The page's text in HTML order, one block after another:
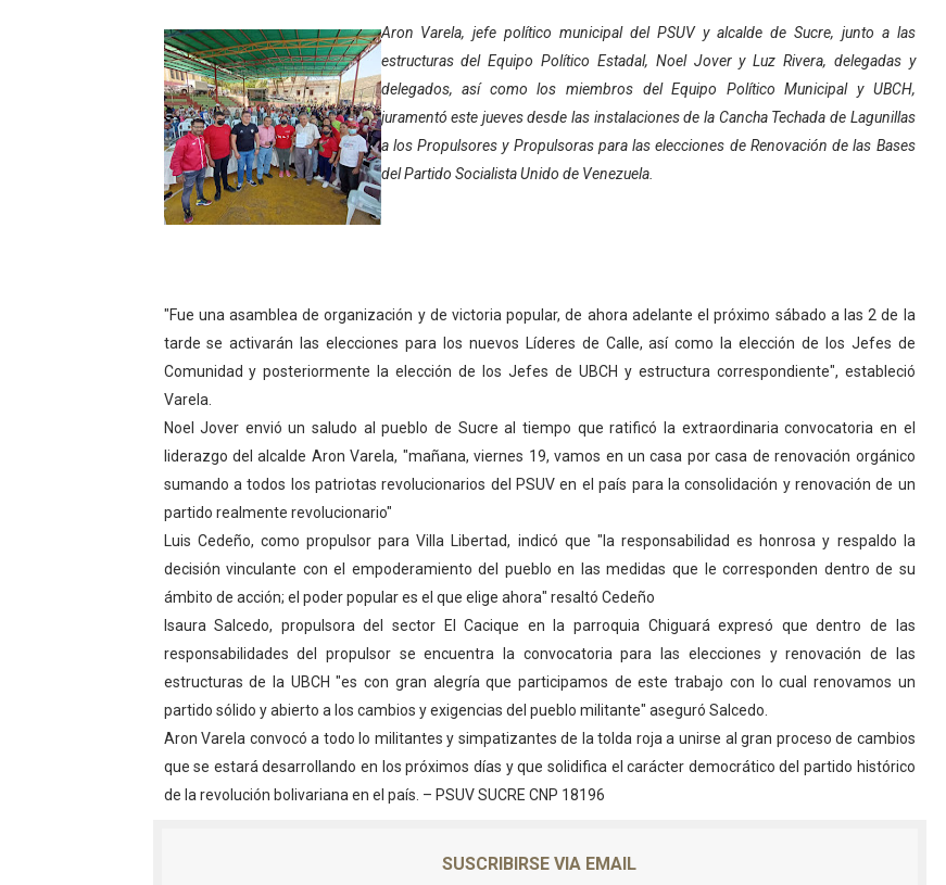
Niños merideños potencian su talento en plan vacacional integral
Fundecem ofrece taller de bordado en punto de cruz
Gobierno bolivariano avanza en la transformación del hospital Sor Juana Inés
Niños merideños aprenden sobre gaita de tambora con Fundecem
Hospital universitario muestra sus avances en visita del Consejo Legislativo
Gobernación de Mérida fortalece el desarrollo productivo en Rangel
Corposalud inició talleres para aspirantes al curso de Emergencia Prehospitalaria
Fortalecen formación académica de médicos en proceso de ruralidad
Fortaleciendo la economía comunal en El Vigía con microcréditos a
Campo Elías consolida plan de bacheo en el sector La Montañita
Fundecem inició con éxito el taller vacacional de origami
El Lactario del Iahula celebra la Semana Mundial de la Lactancia Materna
Plan Vacacional "Venezuela Ríe 2026" brinda recreación y cultura a niños del
Inicia el plan vacacional Venezuela Renace en el sector El Alcázar
Aron Varela, jefe político municipal del PSUV y alcalde de Sucre, junto a las
estructuras del Equipo Político Estadal, Noel Jover y Luz Rivera, delegadas y
delegados, así como los miembros del Equipo Político Municipal y UBCH,
juramentó este jueves desde las instalaciones de la Cancha Techada de Lagunillas
a los Propulsores y Propulsoras para las elecciones de Renovación de las Bases
del Partido Socialista Unido de Venezuela.
"Fue una asamblea de organización y de victoria popular, de ahora adelante el próximo sábado a las 2 de la
tarde se activarán las elecciones para los nuevos Líderes de Calle, así como la elección de los Jefes de
Comunidad y posteriormente la elección de los Jefes de UBCH y estructura correspondiente", estableció
Varela.
Noel Jover envió un saludo al pueblo de Sucre al tiempo que ratificó la extraordinaria convocatoria en el
liderazgo del alcalde Aron Varela, "mañana, viernes 19, vamos en un casa por casa de renovación orgánico
sumando a todos los patriotas revolucionarios del PSUV en el país para la consolidación y renovación de un
partido realmente revolucionario"
Luis Cedeño, como propulsor para Villa Libertad, indicó que "la responsabilidad es honrosa y respaldo la
decisión vinculante con el empoderamiento del pueblo en las medidas que le corresponden dentro de su
ámbito de acción; el poder popular es el que elige ahora" resaltó Cedeño
Isaura Salcedo, propulsora del sector El Cacique en la parroquia Chiguará expresó que dentro de las
responsabilidades del propulsor se encuentra la convocatoria para las elecciones y renovación de las
estructuras de la UBCH "es con gran alegría que participamos de este trabajo con lo cual renovamos un
partido sólido y abierto a los cambios y exigencias del pueblo militante" aseguró Salcedo.
Aron Varela convocó a todo lo militantes y simpatizantes de la tolda roja a unirse al gran proceso de cambios
que se estará desarrollando en los próximos días y que solidifica el carácter democrático del partido histórico
de la revolución bolivariana en el país. – PSUV SUCRE CNP 18196
SUSCRIBIRSE VIA EMAIL